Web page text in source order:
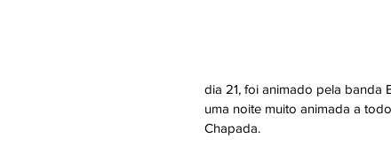
dia 21, foi animado pela banda
uma noite muito animada a
Chapada.